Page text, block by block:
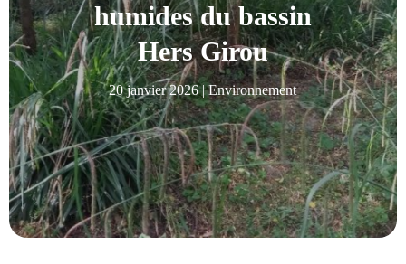
humides du bassin
Hers Girou
20 janvier 2026|Environnement